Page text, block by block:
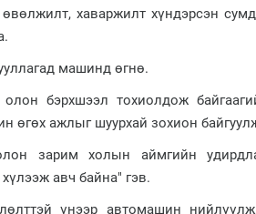
хаваржилт хүндэрсэн
машинд өгнө.
бэрхшээл тохиолдож
өгөх ажлыг шуурхай зохион
зарим холын аймгийн
авч байна" гэв.
үнээр автомашин